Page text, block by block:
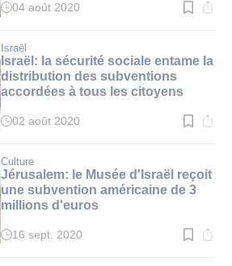
Temps
:
2
min.
04 août 2020
Israël
Israël: la sécurité sociale entame la
distribution des subventions
accordées à tous les citoyens
Temps
:
2
min.
02 août 2020
Culture
Jérusalem: le Musée d'Israël reçoit
une subvention américaine de 3
millions d'euros
Temps
16 sept. 2020